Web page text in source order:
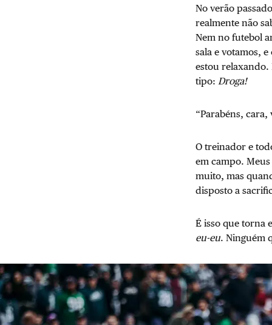
No verão
realmente não
Nem no futebol
sala e votamos,
estou relaxando.
tipo: Droga!
“Parabéns, cara,
O treinador e
em campo.
muito, mas
disposto a
É isso que torna
eu-eu. Ninguém